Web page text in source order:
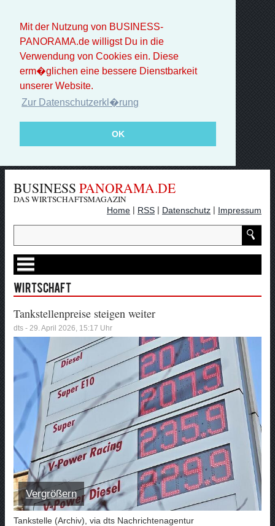
Mit der Nutzung von BUSINESS-
PANORAMA.de willigst Du in die
Verwendung von Cookies ein. Diese
erm�glichen eine bessere Dienstbarkeit
unserer Website.
Zur Datenschutzerkl�rung
OK
BUSINESS PANORAMA.DE
DAS WIRTSCHAFTSMAGAZIN
Home | RSS | Datenschutz | Impressum
Wirtschaft
Tankstellenpreise steigen weiter
dts - 29. April 2026, 15:17 Uhr
Vergrößern
Tankstelle (Archiv), via dts Nachrichtenagentur